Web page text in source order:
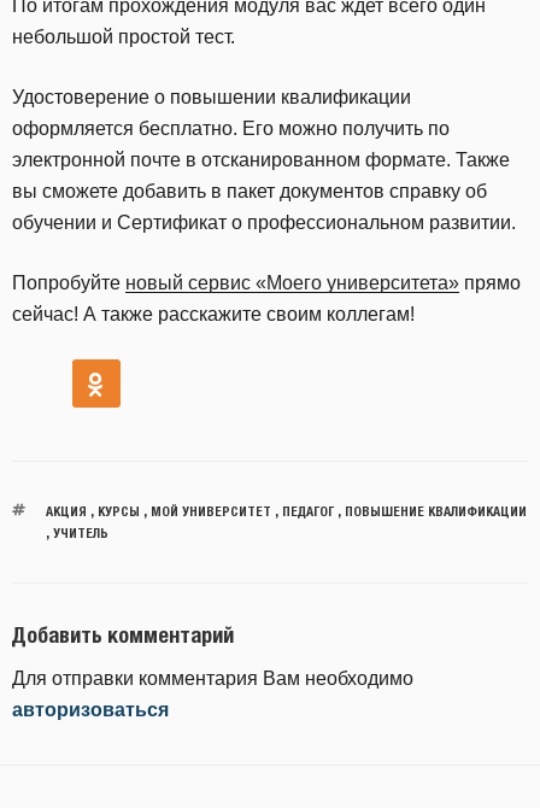
По итогам прохождения модуля вас ждет всего один
небольшой простой тест.
Удостоверение о повышении квалификации
оформляется бесплатно. Его можно получить по
электронной почте в отсканированном формате. Также
вы сможете добавить в пакет документов справку об
обучении и Сертификат о профессиональном развитии.
Попробуйте новый сервис «Моего университета» прямо
сейчас! А также расскажите своим коллегам!
АКЦИЯ КУРСЫ МОЙ УНИВЕРСИТЕТ ПЕДАГОГ,
ПОВЫШЕНИЕ КВАЛИФИКАЦИИ
УЧИТЕЛЬ
Добавить комментарий
Для отправки комментария Вам необходимо
авторизоваться